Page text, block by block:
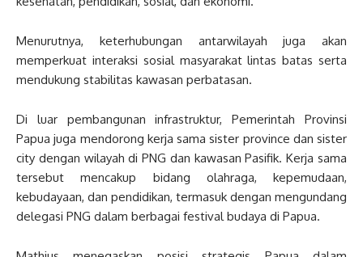
Menurutnya, keterhubungan antarwilayah juga akan
memperkuat interaksi sosial masyarakat lintas batas serta
mendukung stabilitas kawasan perbatasan.
Di luar pembangunan infrastruktur, Pemerintah Provinsi
Papua juga mendorong kerja sama sister province dan sister
city dengan wilayah di PNG dan kawasan Pasifik. Kerja sama
tersebut mencakup bidang olahraga, kepemudaan,
kebudayaan, dan pendidikan, termasuk dengan mengundang
delegasi PNG dalam berbagai festival budaya di Papua.